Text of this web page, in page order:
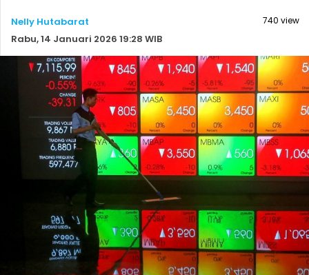
Nelly Hutabarat
Rabu, 14 Januari 2026 19:28 WIB
740 view